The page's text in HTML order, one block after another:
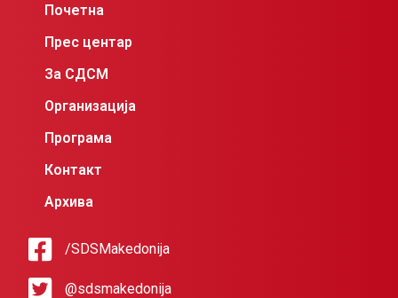
Почетна
Прес центар
За СДСМ
Организација
Програма
Контакт
Архива
/SDSMakedonija
@sdsmakedonija